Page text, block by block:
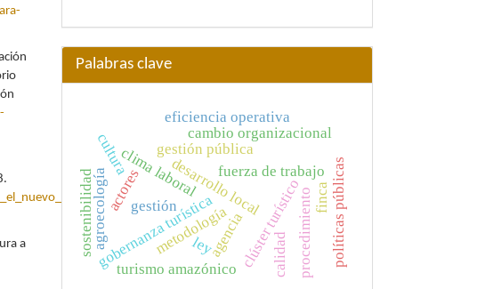
a
Palabras clave
desarrollo localfuerza de trabajo
gestión pública
clúster turístico
gobernanza turística
turismo amazónico procedimiento
gestión
clima laboral
metodología
cambio organizacional
agroecología
eficiencia operativa
políticas públicas
actores
cultura
agencia
sostenibilidad ley calidad
finca